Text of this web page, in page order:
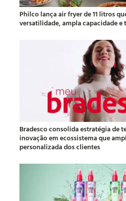
Philco lança air fryer de 11 litros
versatilidade, ampla capacidade
Bradesco consolida estratégia de
inovação em ecossistema que
personalizada dos clientes